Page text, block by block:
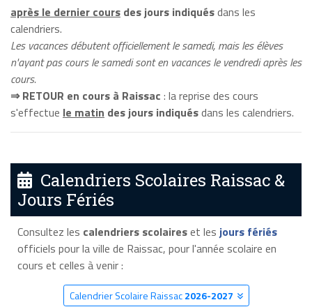
après le dernier cours des jours indiquésdans les
calendriers.
Les vacances débutent officiellement le samedi, mais les élèves
n'ayant pas cours le samedi sont en vacances le vendredi après les
cours.
⇒ RETOUR en cours à Raissac : la reprise des cours
s'effectue le matin des jours indiquésdans les calendriers.
Calendriers Scolaires Raissac &
Jours Fériés
Consultez les calendriers scolaireset les jours fériés
officiels pour la ville de Raissac, pour l'année scolaire en
cours et celles à venir :
Calendrier Scolaire Raissac2026-2027